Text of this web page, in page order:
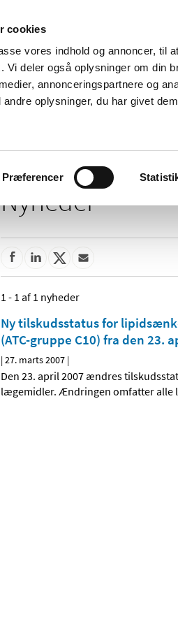
cookies
vores indhold og annoncer, til
Vi deler også oplysninger om din
annonceringspartnere og
oplysninger, du har givet
Præferencer
Tilskud og
Nyheder
1 - 1 af 1 nyheder
Ny tilskudsstatus for
(ATC-gruppe C10) fra den 23.
|27. marts 2007 |
Den 23. april 2007 ændres
lægemidler. Ændringen omfatter alle